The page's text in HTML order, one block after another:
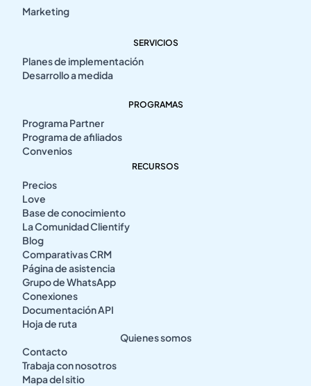
Marketing
SERVICIOS
Planes de implementación
Desarrollo a medida
PROGRAMAS
Programa Partner
Programa de afiliados
Convenios
RECURSOS
Precios
Love
Base de conocimiento
La Comunidad Clientify
Blog
Comparativas CRM
Página de asistencia
Grupo de WhatsApp
Conexiones
Documentación API
Hoja de ruta
Quienes somos
Contacto
Trabaja con nosotros
Mapa del sitio